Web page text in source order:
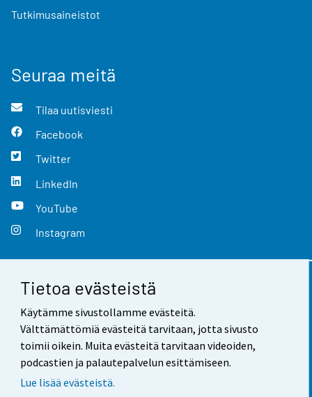
Tietoa evästeistä
Käytämme sivustollamme evästeitä.
Välttämättömiä evästeitä tarvitaan, jotta sivusto
toimii oikein. Muita evästeitä tarvitaan videoiden,
podcastien ja palautepalvelun esittämiseen.
Lue lisää evästeistä.
Tutkimusaineistot
Seuraa meitä
Tilaa uutisviesti
Facebook
Twitter
LinkedIn
YouTube
Instagram
Yhteystiedot
Palaute
Käyttöehdot